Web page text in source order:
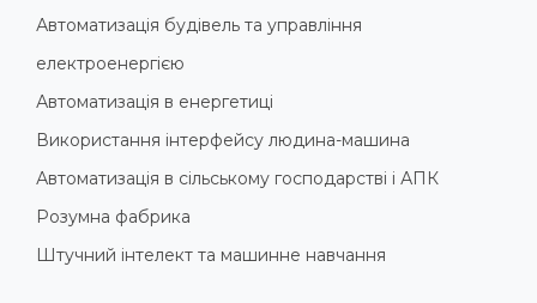
Автоматизація будівель та управління
електроенергією
Автоматизація в енергетиці
Використання інтерфейсу людина-машина
Автоматизація в сільському господарстві і АПК
Розумна фабрика
Штучний інтелект та машинне навчання